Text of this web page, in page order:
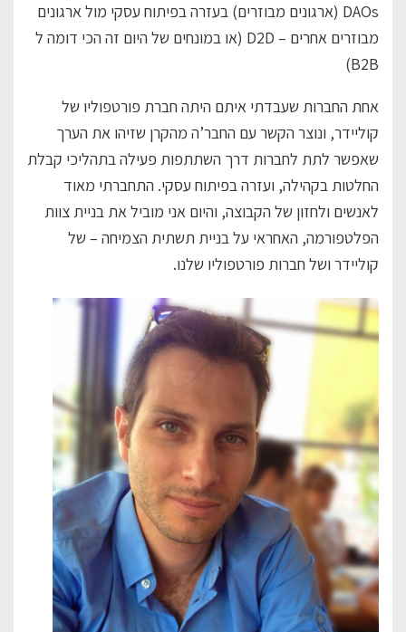
DAOs (ארגונים מבוזרים) בעזרה בפיתוח עסקי מול ארגונים
מבוזרים אחרים – D2D (או במונחים של היום זה הכי דומה ל
B2B)
אחת החברות שעבדתי איתם היתה חברת פורטפוליו של
קוליידר, ונוצר הקשר עם החבר’ה מהקרן שזיהו את הערך
שאפשר לתת לחברות דרך השתתפות פעילה בתהליכי קבלת
החלטות בקהילה, ועזרה בפיתוח עסקי. התחברתי מאוד
לאנשים ולחזון של הקבוצה, והיום אני מוביל את בניית צוות
הפלטפורמה, האחראי על בניית תשתית הצמיחה – של
קוליידר ושל חברות פורטפוליו שלנו.